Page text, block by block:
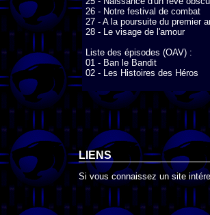
26 - Notre festival de combat
27 - A la poursuite du premier
28 - Le visage de l'amour
Liste des épisodes (OAV) :
01 - Ban le Bandit
02 - Les Histoires des Héros
LIENS
Si vous connaissez un site